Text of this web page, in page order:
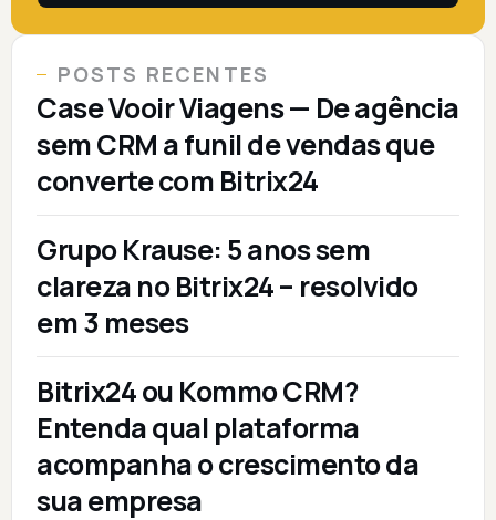
POSTS RECENTES
Case Vooir Viagens — De agência
sem CRM a funil de vendas que
converte com Bitrix24
Grupo Krause: 5 anos sem
clareza no Bitrix24 – resolvido
em 3 meses
Bitrix24 ou Kommo CRM?
Entenda qual plataforma
acompanha o crescimento da
sua empresa